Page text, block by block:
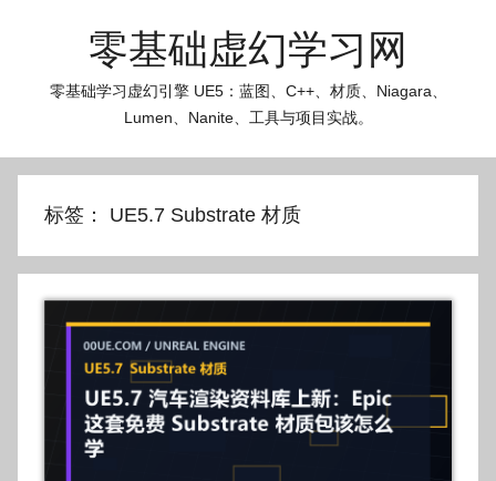
零基础虚幻学习网
零基础学习虚幻引擎 UE5：蓝图、C++、材质、Niagara、
Lumen、Nanite、工具与项目实战。
标签： UE5.7 Substrate 材质